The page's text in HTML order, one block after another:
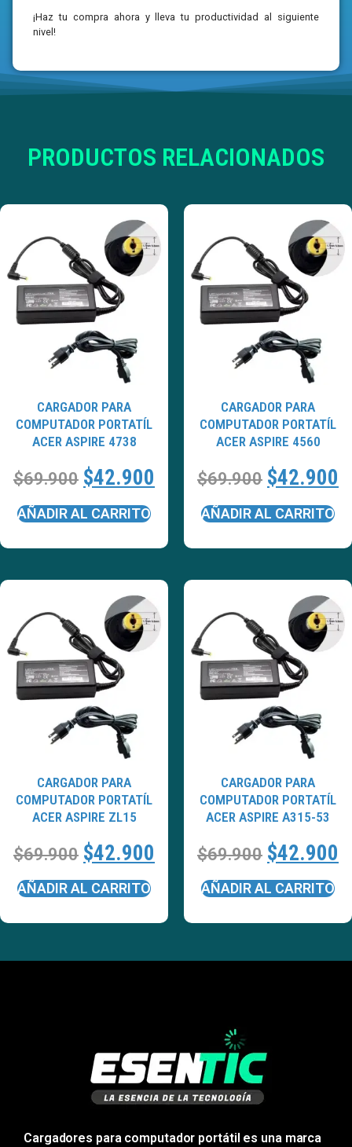
¡Haz tu compra ahora y lleva tu productividad al siguiente
nivel!
PRODUCTOS RELACIONADOS
CARGADOR PARA
COMPUTADOR PORTATÍL
ACER ASPIRE 4738
$69.900 $42.900
AÑADIR AL CARRITO
CARGADOR PARA
COMPUTADOR PORTATÍL
ACER ASPIRE 4560
$69.900 $42.900
AÑADIR AL CARRITO
CARGADOR PARA
COMPUTADOR PORTATÍL
ACER ASPIRE ZL15
$69.900 $42.900
AÑADIR AL CARRITO
CARGADOR PARA
COMPUTADOR PORTATÍL
ACER ASPIRE A315-53
$69.900 $42.900
AÑADIR AL CARRITO
Cargadores para computador portátil es una marca